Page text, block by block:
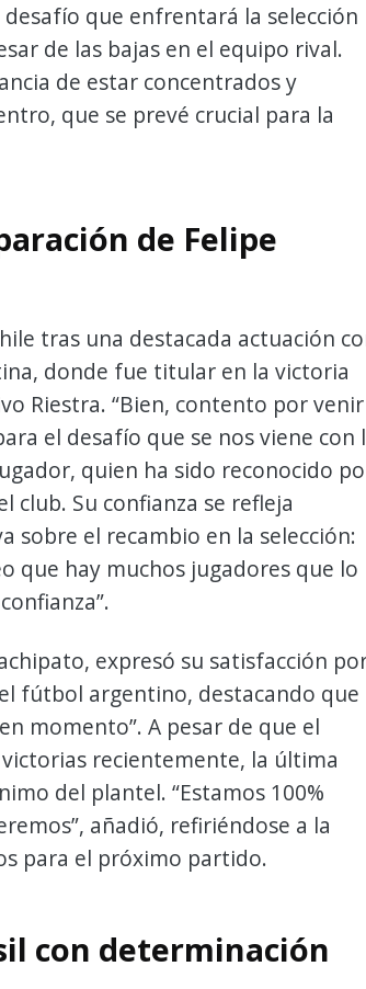
que enfrentará la selección
de las bajas en el equipo rival.
de estar concentrados y
que se prevé crucial para la
de Felipe
tras una destacada actuación
donde fue titular en la victoria
Riestra. “Bien, contento por venir
el desafío que se nos viene con
quien ha sido reconocido
club. Su confianza se refleja
sobre el recambio en la selección:
que hay muchos jugadores que lo
expresó su satisfacción
fútbol argentino, destacando que
momento”. A pesar de que el
recientemente, la última
del plantel. “Estamos 100%
añadió, refiriéndose a la
para el próximo partido.
con determinación